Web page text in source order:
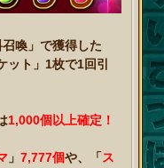
召喚」で獲得した
ット」1枚で1回引
1,000個以上確定！
」7,777個や、「ス